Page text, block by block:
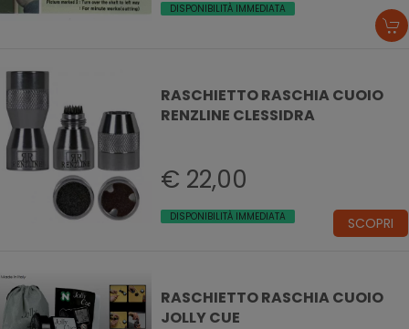
DISPONIBILITÀ IMMEDIATA
RASCHIETTO RASCHIA CUOIO
RENZLINE CLESSIDRA
€ 22,00
DISPONIBILITÀ IMMEDIATA SCOPRI
RASCHIETTO RASCHIA CUOIO
JOLLY CUE